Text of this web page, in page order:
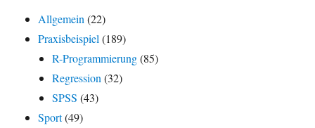
Allgemein (22)
Praxisbeispiel (189)
R-Programmierung(85)
Regression (32)
SPSS (43)
Sport(49)